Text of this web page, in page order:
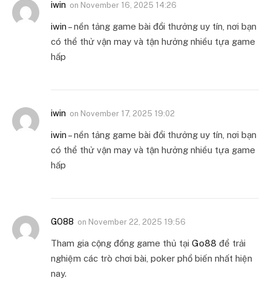
iwin on November 16, 2025 14:26
iwin – nền tảng game bài đổi thưởng uy tín, nơi bạn
có thể thử vận may và tận hưởng nhiều tựa game
hấp
iwin on November 17, 2025 19:02
iwin – nền tảng game bài đổi thưởng uy tín, nơi bạn
có thể thử vận may và tận hưởng nhiều tựa game
hấp
GO88 on November 22, 2025 19:56
Tham gia cộng đồng game thủ tại Go88 để trải
nghiệm các trò chơi bài, poker phổ biến nhất hiện
nay.